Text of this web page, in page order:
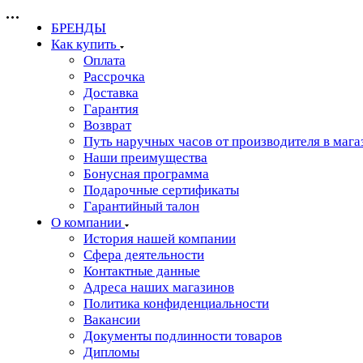
БРЕНДЫ
Как купить
Оплата
Рассрочка
Доставка
Гарантия
Возврат
Путь наручных часов от производителя в
Наши преимущества
Бонусная программа
Подарочные сертификаты
Гарантийный талон
О компании
История нашей компании
Сфера деятельности
Контактные данные
Адреса наших магазинов
Политика конфиденциальности
Вакансии
Документы подлинности товаров
Дипломы